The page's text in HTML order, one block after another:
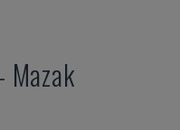
- Mazak